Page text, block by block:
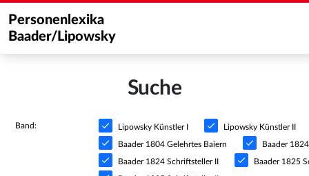
Personenlexika
Baader/Lipowsky
Suche
Band: Lipowsky Künstler I Lipowsky Künstler II
Baader 1804 Gelehrtes Baiern Baader
Baader 1824 Schriftsteller II Baader 1825